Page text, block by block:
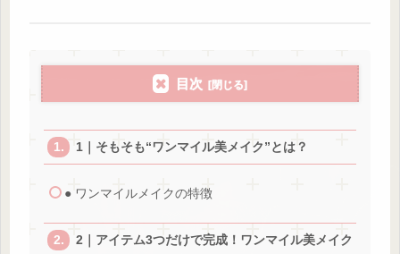
目次
1｜そもそも“ワンマイル美メイク”とは？
● ワンマイルメイクの特徴
2｜アイテム3つだけで完成！ワンマイル美メイク